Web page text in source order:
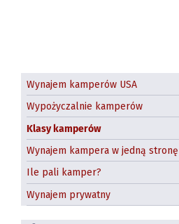
Wynajem kamperów USA
Wypożyczalnie kamperów
Klasy kamperów
Wynajem kampera w jedną stronę
Ile pali kamper?
Wynajem prywatny